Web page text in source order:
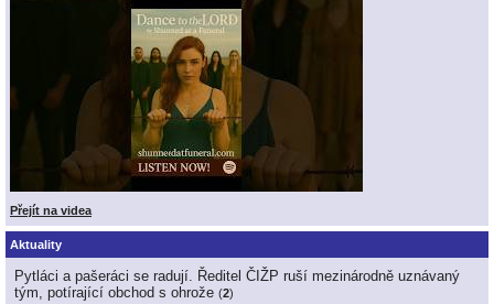
Přejít na videa
Aktuality
Pytláci a pašeráci se radují. Ředitel ČIŽP ruší mezinárodně uznávaný
tým, potírající obchod s ohrože (2)